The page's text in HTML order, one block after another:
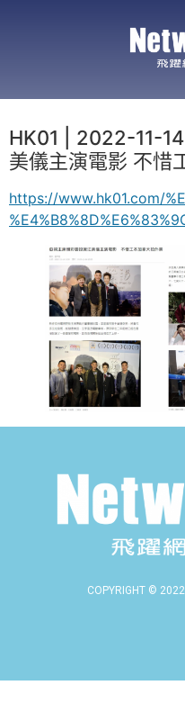
HK01 | 2022-11-
美儀主演電影 不惜
https://www.hk01.com/
COPYRIGHT © 2022